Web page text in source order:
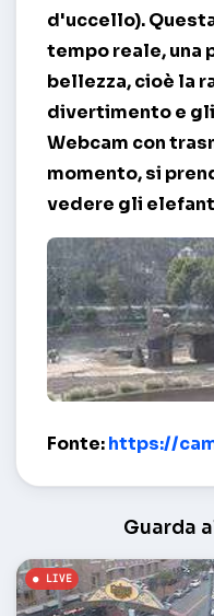
d'uccello).
tempo reale, una
bellezza, cioè la
divertimento e
Webcam con
momento, si
vedere gli
Fonte:https://
Guarda